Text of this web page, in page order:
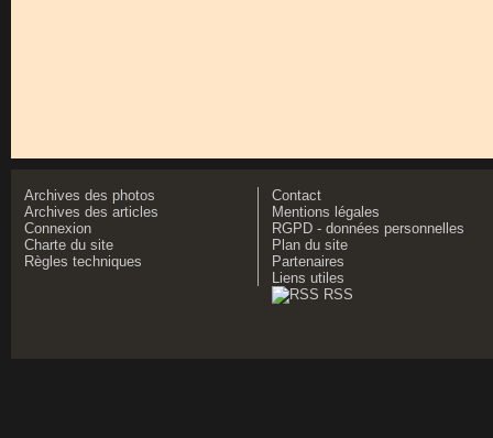
Archives des photos
Archives des articles
Connexion
Charte du site
Règles techniques
Contact
Mentions légales
RGPD - données personnelles
Plan du site
Partenaires
Liens utiles
RSS